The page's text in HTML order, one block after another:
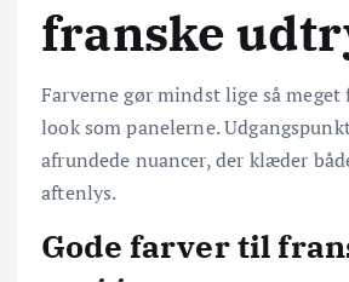
franske
Farverne gør mindst lige så meget
look som panelerne.
afrundede nuancer, der klæder
aftenlys.
Gode farver til